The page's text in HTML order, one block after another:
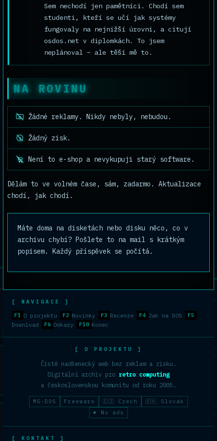
Sem nechodí jen pamětníci. Chodí sem
studenti, kteří se učí jak systémy
fungovaly na nejnižší úrovni, a citují
osdos.net v diplomkách. To jsem
neplánoval – ale těší mě to.
NA ROVINU
AD Žádné reklamy. Nikdy nebyly, nebudou.
$ Žádný zisk.
Není to e-shop a nevykupuji starý software.
Dělám to ve volném čase, sám, zadarmo. Aktualizace
chodí, jak chodí.
Máte doma na disketách nebo disku něco, co v
archivu chybí? Pošlete to na mail s krátkým
popisem. Každý příspěvek se počítá.
[ NAVIGACE ]
F1 O projektu F2 Novinky F3 Recenze F4 Jak na DOS F5
Download F6 Odkazy F10 Konec
[ O PROJEKTU ]
Čistě nadšenecký web bez reklam a zisku.
Digitální archiv pro retro computing
a československou komunitu od roku 2005.
MS-DOS Freeware 🇨🇿 Czech
🇸🇰 Slovak
♥ No ads
[ KONTAKT ]